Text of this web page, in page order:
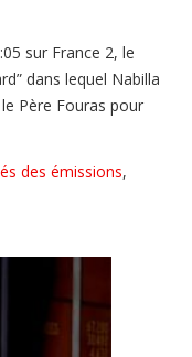
sur France 2, le
dans lequel Nabilla
Père Fouras pour
des émissions,